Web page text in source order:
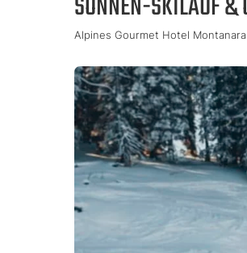
Österreich
Kärnten
Oberösterreich
Salzburger Land
Steiermark
Tirol
Vorarlberg
Approved Bike
Alpines Gourmet Hotel